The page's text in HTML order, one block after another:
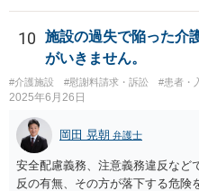
10
施設の過失で陥った介
がいきません。
#介護施設 #慰謝料請求・訴訟 #患者・
2025年6月26日
岡田 晃朝 弁護士
安全配慮義務、注意義務違反など
反の有無、その方が落下する危険